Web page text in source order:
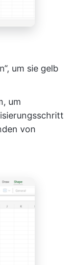
um sie gelb
um
von